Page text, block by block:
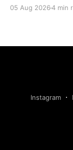
05 Aug 20264 min
Instagram